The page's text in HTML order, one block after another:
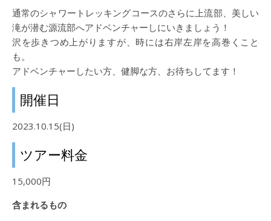
通常のシャワートレッキングコースのさらに上流部、美しい
滝が潜む源流部へアドベンチャーしにいきましょう！
沢を歩きつめ上がりますが、時には右岸左岸を高巻くこと
も。
アドベンチャーしたい方、健脚な方、お待ちしてます！
開催日
2023.10.15(日)
ツアー料金
15,000円
含まれるもの